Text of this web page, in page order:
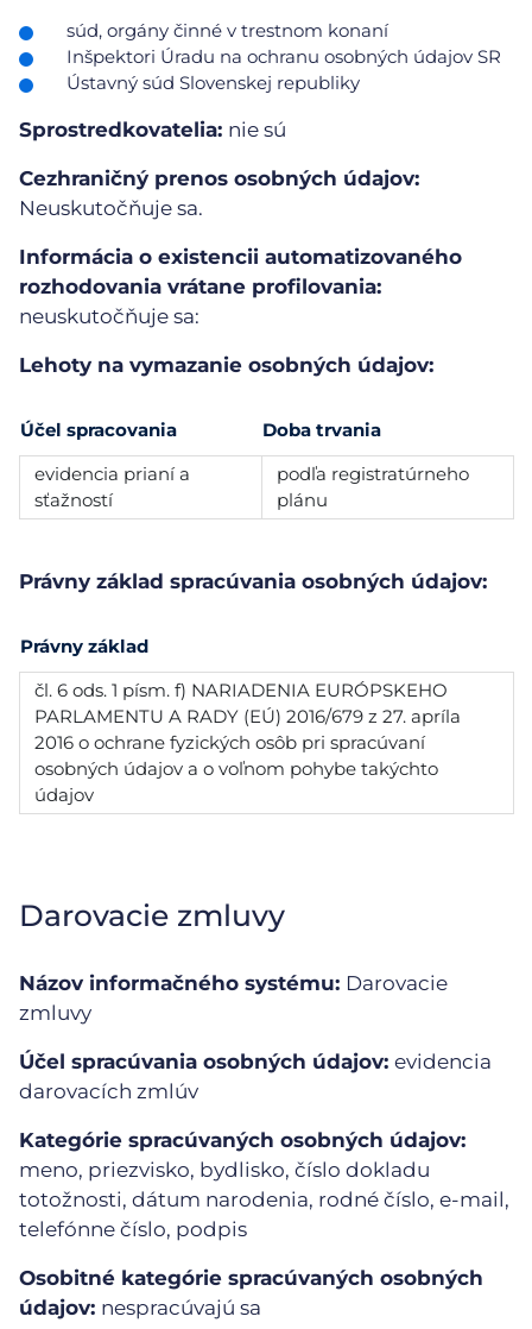
súd, orgány činné v trestnom konaní
Inšpektori Úradu na ochranu osobných údajov SR
Ústavný súd Slovenskej republiky
Sprostredkovatelia: nie sú
Cezhraničný prenos osobných údajov:
Neuskutočňuje sa.
Informácia o existencii automatizovaného
rozhodovania vrátane profilovania:
neuskutočňuje sa:
Lehoty na vymazanie osobných údajov:
Účel spracovania
Doba trvania
evidencia prianí a
sťažností
podľa registratúrneho
plánu
Právny základ spracúvania osobných údajov:
Právny základ
čl. 6 ods. 1 písm. f) NARIADENIA EURÓPSKEHO
PARLAMENTU A RADY (EÚ) 2016/679 z 27. apríla
2016 o ochrane fyzických osôb pri spracúvaní
osobných údajov a o voľnom pohybe takýchto
údajov
Darovacie zmluvy
Názov informačného systému: Darovacie
zmluvy
Účel spracúvania osobných údajov: evidencia
darovacích zmlúv
Kategórie spracúvaných osobných údajov:
meno, priezvisko, bydlisko, číslo dokladu
totožnosti, dátum narodenia, rodné číslo, e-mail,
telefónne číslo, podpis
Osobitné kategórie spracúvaných osobných
údajov: nespracúvajú sa